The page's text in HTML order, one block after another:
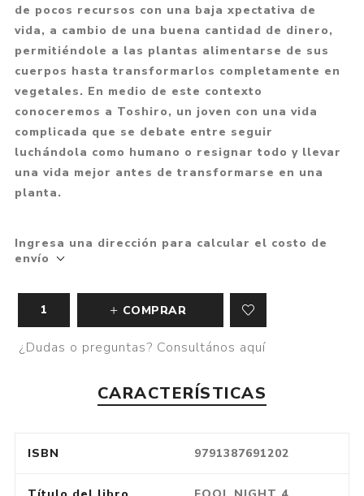
de pocos recursos con una baja xpectativa de
vida, a cambio de una buena cantidad de dinero,
permitiéndole a las plantas alimentarse de sus
cuerpos hasta transformarlos completamente en
vegetales. En medio de este contexto
conoceremos a Toshiro, un joven con una vida
complicada que se debate entre seguir
luchándola como humano o resignar todo y llevar
una vida mejor antes de transformarse en una
planta.
Ingresa una dirección para calcular el costo de
envío
COMPRAR
¿Dudas o preguntas? Consultános aquí
CARACTERÍSTICAS
ISBN 9791387691202